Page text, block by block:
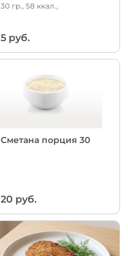
30 гр., 58 ккал.,
5 руб.
Сметана порция 30
20 руб.